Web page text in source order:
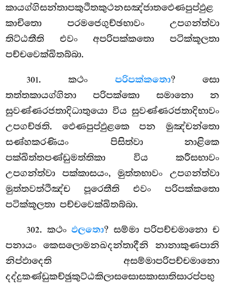
කායග්ගිසන්තාපකුථිතකුථනසඤ්ජාතඵෙණපුප්ඵුළ
කාචිතො පරමජෙගුච්ඡභාවං උපගන්ත්වා
තිට්ඨතීති එවං අපරිපක්කතො පටික්කූලතා
පච්චවෙක්ඛිතබ්බා.
301. කථං පරිපක්කතො? සො
තත්තකායග්ගිනා පරිපක්කො සමානො න
සුවණ්ණරජතාදිධාතුයො විය සුවණ්ණරජතාදිභාවං
උපගච්ඡති. ඵෙණපුප්ඵුළකෙ පන මුඤ්චන්තො
සණ්හකරණියං පිසිත්වා නාළිකෙ
පක්ඛිත්තපණ්ඩුමත්තිකා විය කරීසභාවං
උපගන්ත්වා පක්කාසයං, මුත්තභාවං උපගන්ත්වා
මුත්තවත්ථිඤ්ච පූරෙතීති එවං පරිපක්කතො
පටික්කූලතා පච්චවෙක්ඛිතබ්බා.
302. කථංඵලතො? සම්මා පරිපච්චමානො ච
පනායං කෙසලොමනඛදන්තාදීනි නානාකුණපානි
නිප්ඵාදෙති අසම්මාපරිපච්චමානො
දද්දුකණ්ඩුකච්ඡුකුට්ඨකිලාසසොසකාසාතිසාරප්පභු